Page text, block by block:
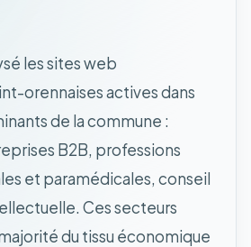
les sites web
orennaises actives dans
de la commune :
B2B, professions
et paramédicales, conseil
Ces secteurs
du tissu économique